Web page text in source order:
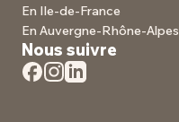
En Ile-de-France
En Auvergne-Rhône-Alpes
Nous suivre